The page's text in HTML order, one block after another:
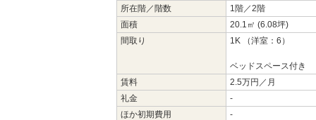
所在階／階数
1階／2階
面積
20.1㎡ (6.08坪)
間取り
1K （洋室：6）
ベッドスペース付き
賃料
2.5万円／月
礼金
-
ほか初期費用
-